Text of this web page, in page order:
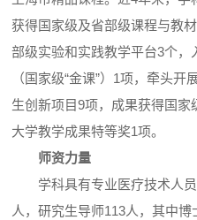
获得国家级及省部级课程与教
部级实验和实践教学平台3个，
（国家级“金课”）1项，牵头
生创新项目9项，成果获得国
大学教学成果特等奖1项。
师资力量
学科具有专业医疗技术人
人，研究生导师113人，其中